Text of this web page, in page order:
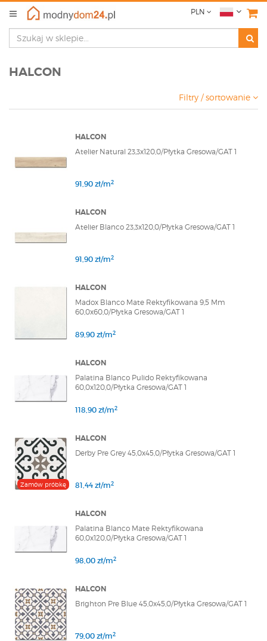
PLN
HALCON
Filtry / sortowanie
HALCON
Atelier Natural 23,3x120,0/Płytka Gresowa/GAT 1
91,90 zł/m2
HALCON
Atelier Blanco 23,3x120,0/Płytka Gresowa/GAT 1
91,90 zł/m2
HALCON
Madox Blanco Mate Rektyfikowana 9,5 Mm
60,0x60,0/Płytka Gresowa/GAT 1
89,90 zł/m2
HALCON
Palatina Blanco Pulido Rektyfikowana
60,0x120,0/Płytka Gresowa/GAT 1
118,90 zł/m2
Zamów próbkę
HALCON
Derby Pre Grey 45,0x45,0/Płytka Gresowa/GAT 1
81,44 zł/m2
HALCON
Palatina Blanco Mate Rektyfikowana
60,0x120,0/Płytka Gresowa/GAT 1
98,00 zł/m2
HALCON
Brighton Pre Blue 45,0x45,0/Płytka Gresowa/GAT 1
79,00 zł/m2